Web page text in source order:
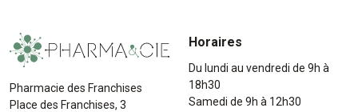
Pharmacie des Franchises
Place des Franchises, 3
Horaires
Du lundi au vendredi de 9h à
18h30
Samedi de 9h à 12h30